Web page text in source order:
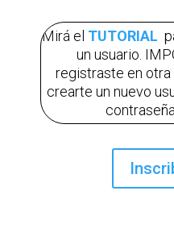
Mirá el TUTORIAL
un usuario.
registraste en otra
crearte un nuevo